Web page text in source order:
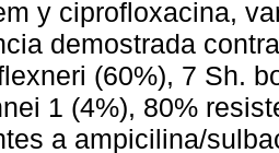
y ciprofloxacina,
demostrada
(60%), 7 Sh.
1 (4%), 80%
a ampicilina/